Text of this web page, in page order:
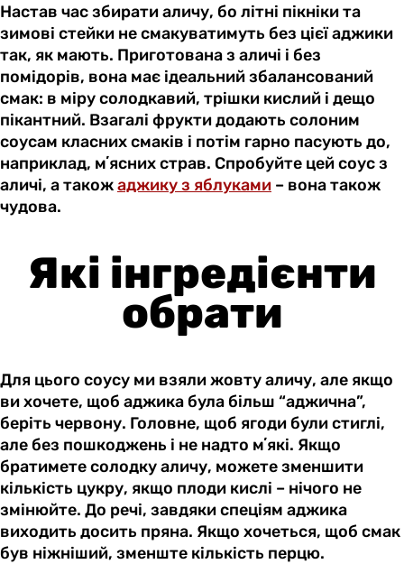
Настав час збирати аличу, бо літні пікніки та
зимові стейки не смакуватимуть без цієї аджики
так, як мають. Приготована з аличі і без
помідорів, вона має ідеальний збалансований
смак: в міру солодкавий, трішки кислий і дещо
пікантний. Взагалі фрукти додають солоним
соусам класних смаків і потім гарно пасують до,
наприклад, мʼясних страв. Спробуйте цей соус з
аличі, а такожаджику з яблуками – вона також
чудова.
Які інгредієнти
обрати
Для цього соусу ми взяли жовту аличу, але якщо
ви хочете, щоб аджика була більш “аджична”,
беріть червону. Головне, щоб ягоди були стиглі,
але без пошкоджень і не надто мʼякі. Якщо
братимете солодку аличу, можете зменшити
кількість цукру, якщо плоди кислі – нічого не
змінюйте. До речі, завдяки спеціям аджика
виходить досить пряна. Якщо хочеться, щоб смак
був ніжніший, зменште кількість перцю.